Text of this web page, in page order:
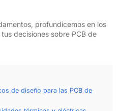
profundicemos en los
decisiones sobre PCB de
de diseño para las PCB de